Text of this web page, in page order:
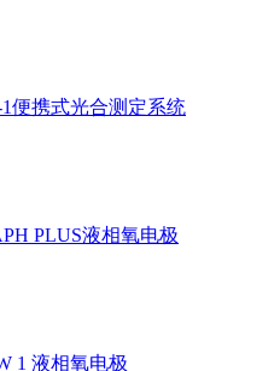
便携式光合测定系统
PLUS液相氧电极
1 液相氧电极